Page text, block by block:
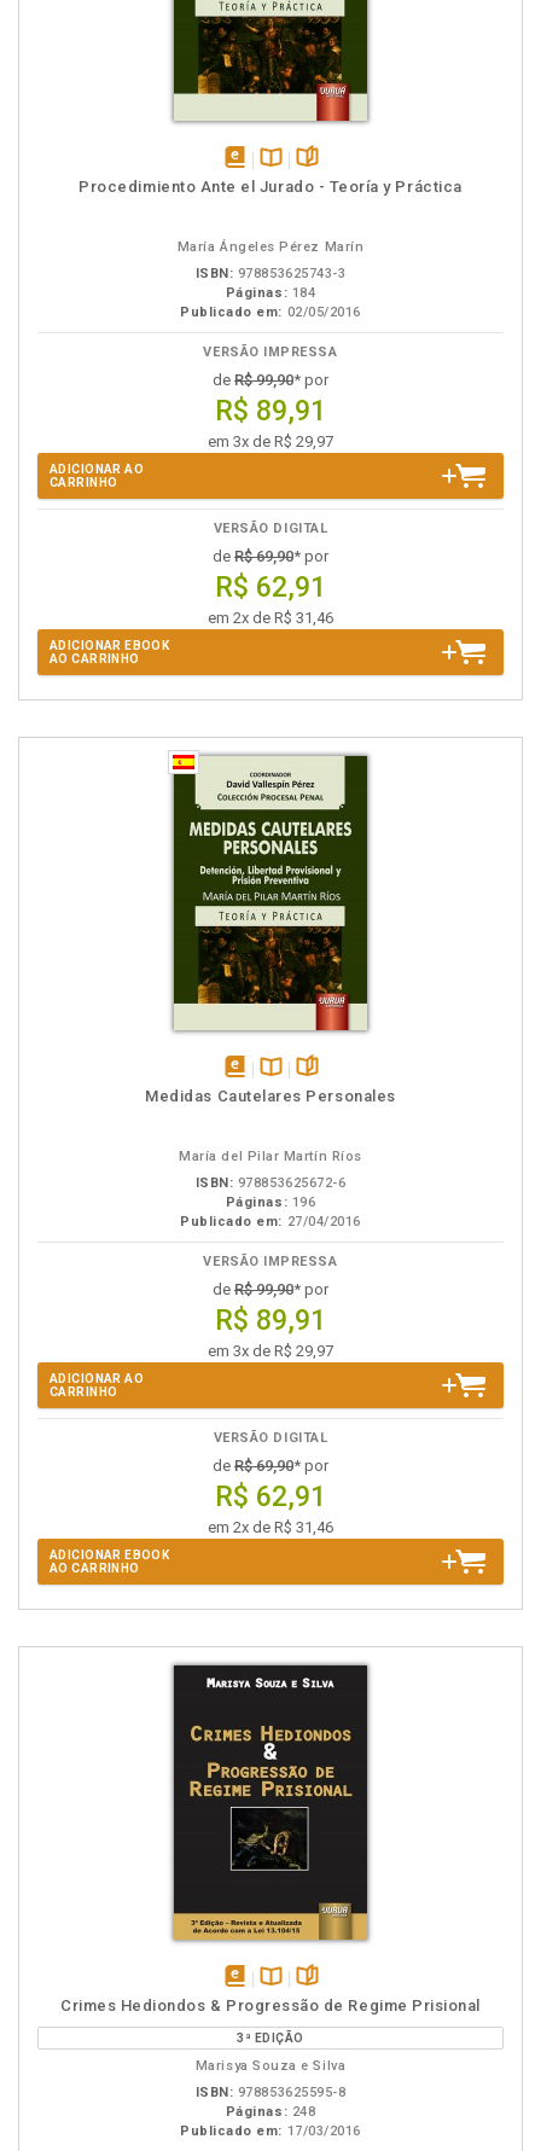
disponívelDisponível
páginas
Procedimiento Ante el Jurado - Teoría y Práctica
María Ángeles Pérez Marín
ISBN: 978853625743-3
Páginas: 184
Publicado em: 02/05/2016
VERSÃO IMPRESSA
de R$ 99,90* por
R$ 89,91
em 3x de R$ 29,97
ADICIONAR AO
CARRINHO
VERSÃO DIGITAL
de R$ 69,90* por
R$ 62,91
em 2x de R$ 31,46
ADICIONAR EBOOK
AO CARRINHO
disponívelDisponível
páginas
Medidas Cautelares Personales
María del Pilar Martín Ríos
ISBN: 978853625672-6
Páginas: 196
Publicado em: 27/04/2016
VERSÃO IMPRESSA
de R$ 99,90* por
R$ 89,91
em 3x de R$ 29,97
ADICIONAR AO
CARRINHO
VERSÃO DIGITAL
de R$ 69,90* por
R$ 62,91
em 2x de R$ 31,46
ADICIONAR EBOOK
AO CARRINHO
disponível
em
eBook
Disponível
na
B.V.
páginas
Crimes Hediondos & Progressão de Regime Prisional
3ª EDIÇÃO
Marisya Souza e Silva
ISBN: 978853625595-8
Páginas: 248
Publicado em: 17/03/2016